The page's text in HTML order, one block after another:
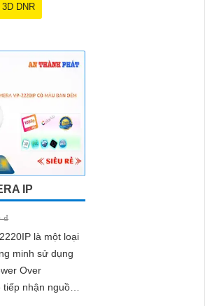
3D DNR
IP
₫
là một loại
minh sử dụng
Over
nhận nguồn